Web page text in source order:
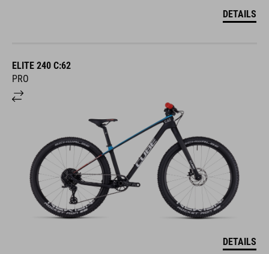
DETAILS
ELITE 240 C:62
PRO
DETAILS